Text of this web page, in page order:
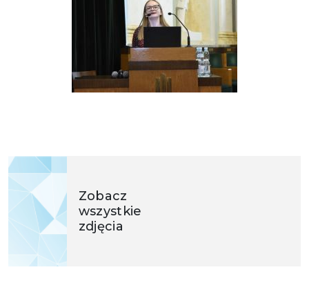
Zobacz
wszystkie
zdjęcia